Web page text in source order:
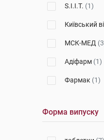
S.I.I.T. (1)
Київський
МСК-МЕД
Адіфарм (1)
Фармак (1)
Квайссер
Форма випуску